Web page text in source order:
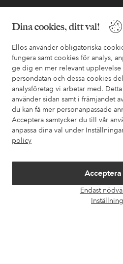
Dina cookies, ditt val!
Ellos använder obligatoriska
fungera samt cookies för analys,
ge dig en mer relevant
persondatan och dessa cookies
analysföretag vi arbetar med.
använder sidan samt i främjandet
du kan få mer personanpassade
Acceptera samtycker du till vår
anpassa dina val under
policy
Acceptera
Endast
I vår FAQ hittar du svaren på de
också information om hur du
Kundservice
Mina sidor
Om Ellos